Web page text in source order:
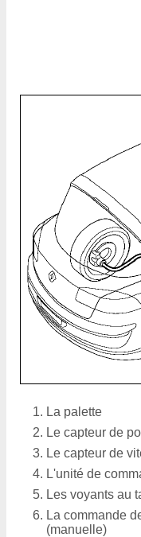
La palette
Le capteur de
Le capteur de
L'unité de
Les voyants au
La commande
(manuelle)